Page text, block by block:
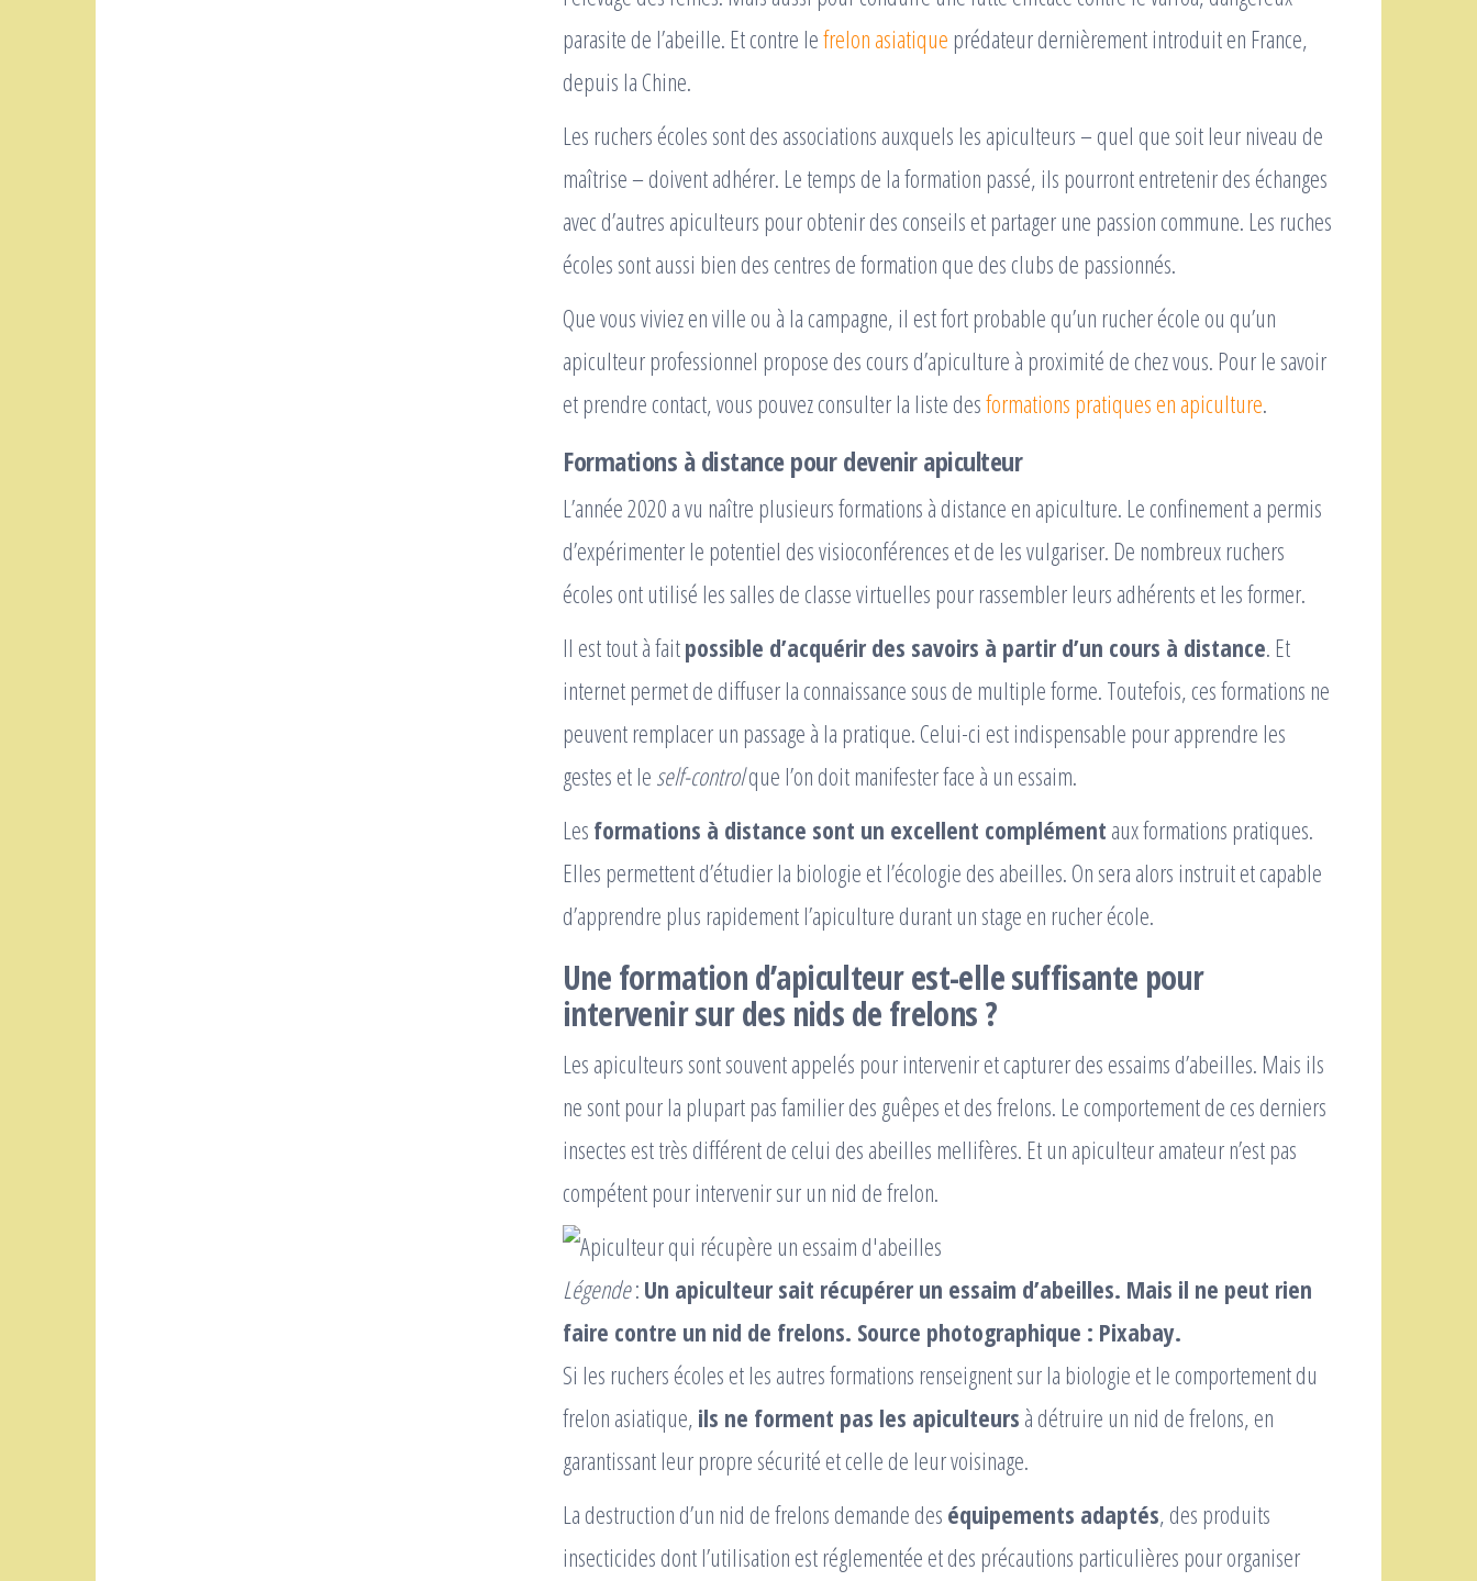
parasite de l’abeille. Et contre lefrelon asiatique prédateur dernièrement introduit en France,
depuis la Chine.
Les ruchers écoles sont des associations auxquels les apiculteurs – quel que soit leur niveau de
maîtrise – doivent adhérer. Le temps de la formation passé, ils pourront entretenir des échanges
avec d’autres apiculteurs pour obtenir des conseils et partager une passion commune. Les ruches
écoles sont aussi bien des centres de formation que des clubs de passionnés.
Que vous viviez en ville ou à la campagne, il est fort probable qu’un rucher école ou qu’un
apiculteur professionnel propose des cours d’apiculture à proximité de chez vous. Pour le savoir
et prendre contact, vous pouvez consulter la liste desformations pratiques en apiculture.
Formations à distance pour devenir apiculteur
L’année 2020 a vu naître plusieurs formations à distance en apiculture. Le confinement a permis
d’expérimenter le potentiel des visioconférences et de les vulgariser. De nombreux ruchers
écoles ont utilisé les salles de classe virtuelles pour rassembler leurs adhérents et les former.
Il est tout à faitpossible d’acquérir des savoirs à partir d’un cours à distance. Et
internet permet de diffuser la connaissance sous de multiple forme. Toutefois, ces formations ne
peuvent remplacer un passage à la pratique. Celui-ci est indispensable pour apprendre les
gestes et le self-controlque l’on doit manifester face à un essaim.
Les formations à distance sont un excellent complément aux formations pratiques.
Elles permettent d’étudier la biologie et l’écologie des abeilles. On sera alors instruit et capable
d’apprendre plus rapidement l’apiculture durant un stage en rucher école.
Une formation d’apiculteur est-elle suffisante pour
intervenir sur des nids de frelons ?
Les apiculteurs sont souvent appelés pour intervenir et capturer des essaims d’abeilles. Mais ils
ne sont pour la plupart pas familier des guêpes et des frelons. Le comportement de ces derniers
insectes est très différent de celui des abeilles mellifères. Et un apiculteur amateur n’est pas
compétent pour intervenir sur un nid de frelon.
Légende: Un apiculteur sait récupérer un essaim d’abeilles. Mais il ne peut rien
faire contre un nid de frelons. Source photographique : Pixabay.
Si les ruchers écoles et les autres formations renseignent sur la biologie et le comportement du
frelon asiatique, ils ne forment pas les apiculteurs à détruire un nid de frelons, en
garantissant leur propre sécurité et celle de leur voisinage.
La destruction d’un nid de frelons demande des équipements adaptés, des produits
insecticides dont l’utilisation est réglementée et des précautions particulières pour organiser